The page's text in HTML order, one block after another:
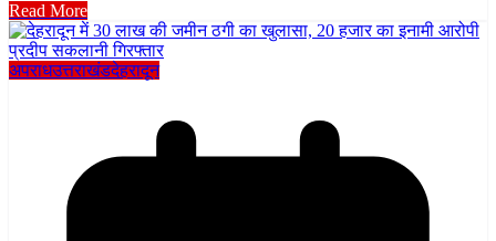
Read More
अपराधउत्तराखंडदेहरादून